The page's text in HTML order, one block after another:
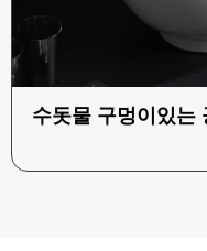
수돗물 구멍이있는